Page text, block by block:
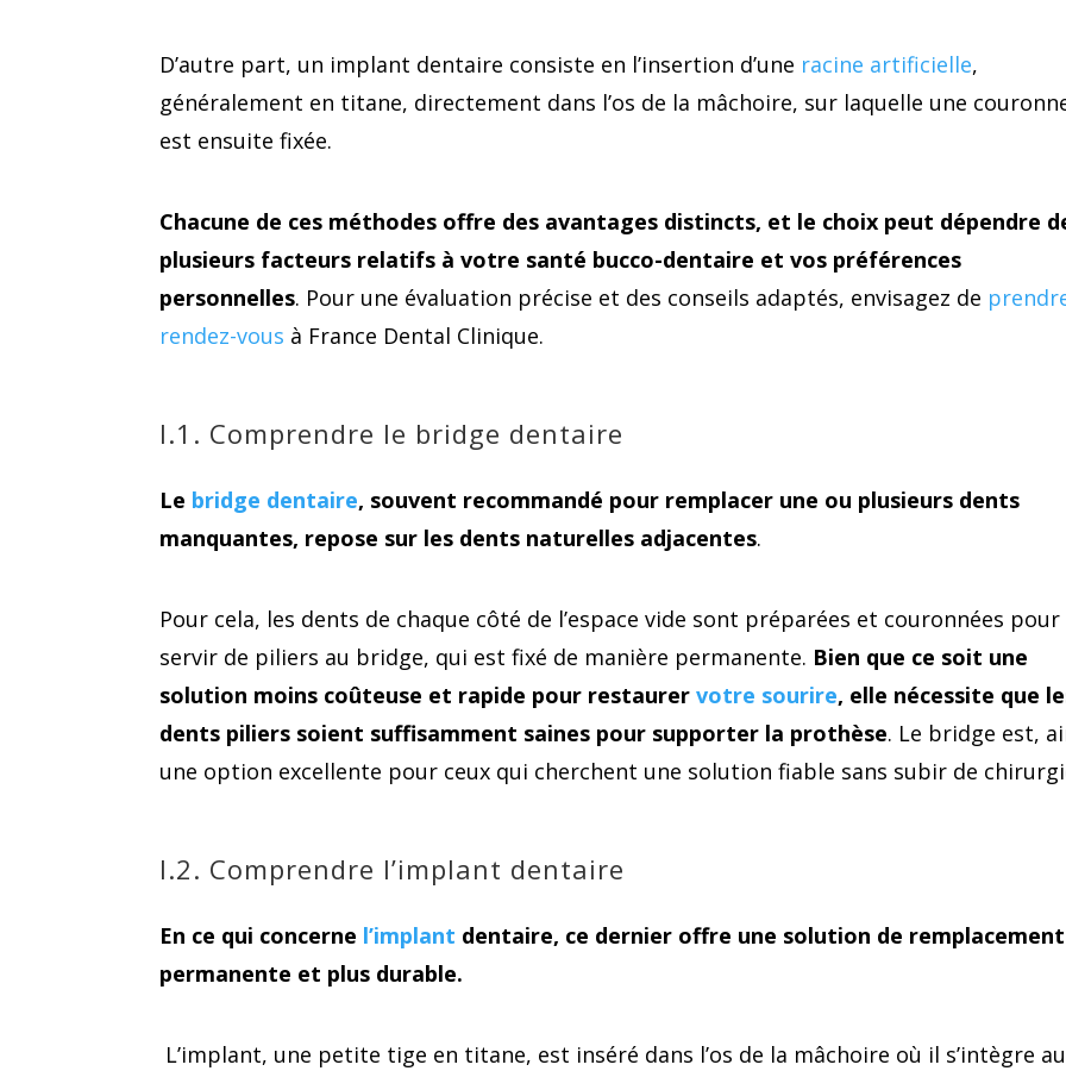
D’autre part, un implant dentaire consiste en l’insertion d’une racine artificielle,
généralement en titane, directement dans l’os de la mâchoire, sur laquelle une
est ensuite fixée.
Chacune de ces méthodes offre des avantages distincts, et le choix peut dépendre
plusieurs facteurs relatifs à votre santé bucco-dentaire et vos préférences
personnelles. Pour une évaluation précise et des conseils adaptés, envisagez de
rendez-vous à France Dental Clinique.
I.1. Comprendre le bridge dentaire
Le bridge dentaire, souvent recommandé pour remplacer une ou plusieurs dents
manquantes, repose sur les dents naturelles adjacentes.
Pour cela, les dents de chaque côté de l’espace vide sont préparées et couronnées pour
servir de piliers au bridge, qui est fixé de manière permanente. Bien que ce soit une
solution moins coûteuse et rapide pour restaurervotre sourire, elle nécessite que
dents piliers soient suffisamment saines pour supporter la prothèse. Le bridge est,
une option excellente pour ceux qui cherchent une solution fiable sans subir de
I.2. Comprendre l’implant dentaire
En ce qui concerne l’implant dentaire, ce dernier offre une solution de remplacement
permanente et plus durable.
L’implant, une petite tige en titane, est inséré dans l’os de la mâchoire où il s’intègre